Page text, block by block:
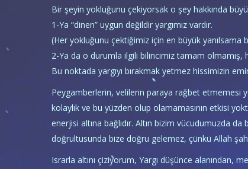
Bir şeyin yokluğunu çekiyorsak o şey hakkında
1-Ya “dinen” uygun değildir yargımız vardır.
(Her yokluğunu çektiğimiz için en büyük yanılsama
2-Ya da o durumla ilgili bilincimiz tamam olmamış,
Bu noktada yargıyı bırakmak yetmez hissimizin
Peygamberlerin, velilerin paraya rağbet etmemesi
kolaylık ve bu yüzden olup olamamasının etkisi
enerjisi altına bağlıdır. Altın bizim vücudumuzda
doğrultusunda bize doğru gelemez, çünkü Allah
Israrla altını çiziyorum, Yargı düşünce alanından,